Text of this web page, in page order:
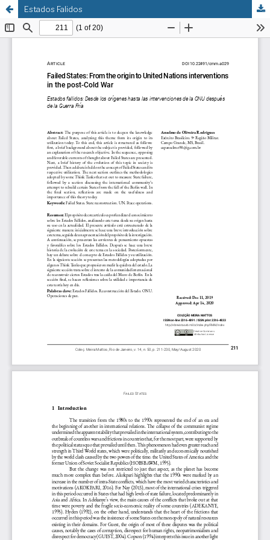
Estados Falidos